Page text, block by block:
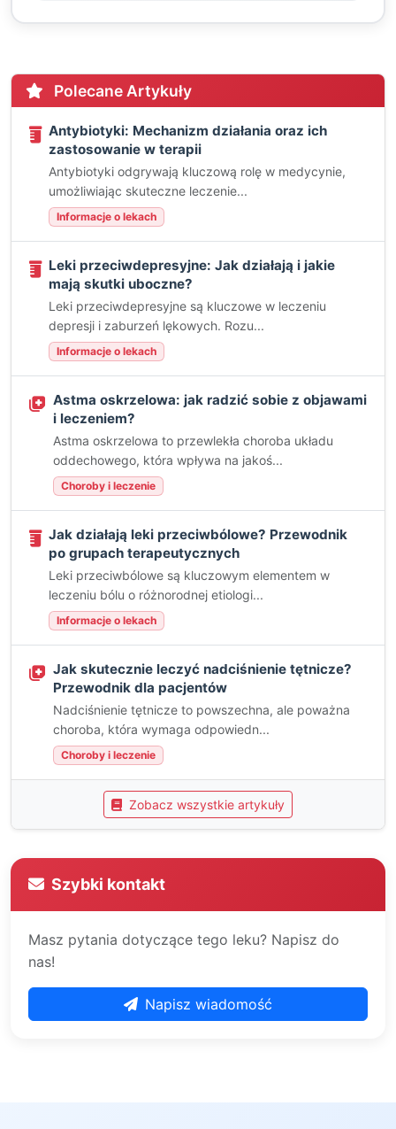
Polecane Artykuły
Antybiotyki: Mechanizm działania oraz ich
zastosowanie w terapii
Antybiotyki odgrywają kluczową rolę w medycynie,
umożliwiając skuteczne leczenie...
Informacje o lekach
Leki przeciwdepresyjne: Jak działają i jakie
mają skutki uboczne?
Leki przeciwdepresyjne są kluczowe w leczeniu
depresji i zaburzeń lękowych. Rozu...
Informacje o lekach
Astma oskrzelowa: jak radzić sobie z objawami
i leczeniem?
Astma oskrzelowa to przewlekła choroba układu
oddechowego, która wpływa na jakoś...
Choroby i leczenie
Jak działają leki przeciwbólowe? Przewodnik
po grupach terapeutycznych
Leki przeciwbólowe są kluczowym elementem w
leczeniu bólu o różnorodnej etiologi...
Informacje o lekach
Jak skutecznie leczyć nadciśnienie tętnicze?
Przewodnik dla pacjentów
Nadciśnienie tętnicze to powszechna, ale poważna
choroba, która wymaga odpowiedn...
Choroby i leczenie
Zobacz wszystkie artykuły
Szybki kontakt
Masz pytania dotyczące tego leku? Napisz do
nas!
Napisz wiadomość